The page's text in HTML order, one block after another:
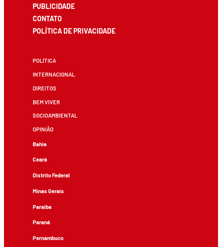
PUBLICIDADE
CONTATO
POLÍTICA DE PRIVACIDADE
POLÍTICA
INTERNACIONAL
DIREITOS
BEM VIVER
SOCIOAMBIENTAL
OPINIÃO
Bahia
Ceará
Distrito Federal
Minas Gerais
Paraíba
Paraná
Pernambuco